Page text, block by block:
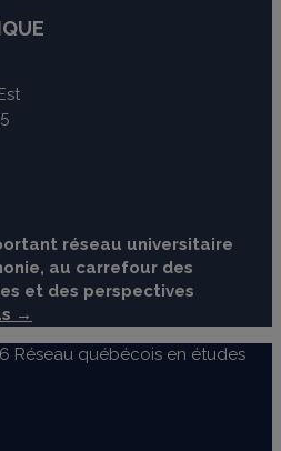
réseau universitaire
au carrefour des
et des perspectives
→
Réseau québécois en études